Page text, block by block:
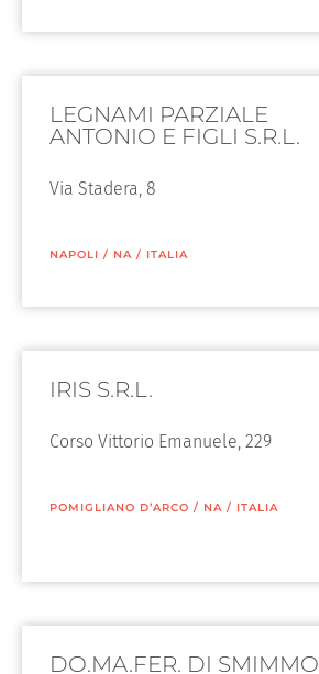
LEGNAMI PARZIALE
ANTONIO E FIGLI S.R.L.
Via Stadera, 8
NAPOLI / NA / ITALIA
IRIS S.R.L.
Corso Vittorio Emanuele, 229
POMIGLIANO D’ARCO / NA / ITALIA
DO.MA.FER. DI SMIMMO